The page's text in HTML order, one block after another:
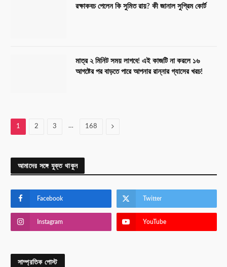
রক্ষাকবচ পেলেন কি সুমিত রায়? কী জানাল সুপ্রিম কোর্ট
মাত্র ২ মিনিট সময় লাগবে! এই কাজটি না করলে ১৬
আগষ্টের পর বাড়তে পারে আপনার রান্নার গ্যাসের খরচ!
1 2 3 … 168 Next
আমাদের সঙ্গে যুক্ত থাকুন
Facebook Twitter
Instagram YouTube
সাম্প্রতিক পোস্ট